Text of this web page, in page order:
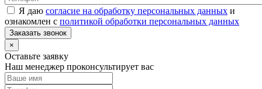
Я даю согласие на обработку персональных данных и
ознакомлен с политикой обработки персональных данных
Заказать звонок
×
Оставьте заявку
Наш менеджер проконсультирует вас